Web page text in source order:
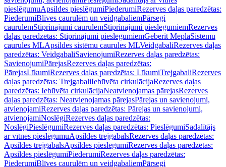
pieslēgumuApsildes pieslēgumiPiederumiRezerves daļas paredzētas:
PiederumiBlīves caurulēm un veidgabaliemPārsegi
caurulēmStiprinājumi caurulēmStiprinājumi pieslēgumiemRezerves
daļas paredzētas: Stiprinājumi pieslēgumiemGeberit MeplaSistēmu
caurules MLApsildes sistēmu caurules MLVeidgabaliRezerves daļas
paredzētas: VeidgabaliSavienojumiRezerves daļas paredzētas:
SavienojumiPārejasRezerves daļas paredzētas:
PārejasLīkumiRezerves daļas paredzētas: LīkumiTrejgabaliRezerves
daļas paredzētas: TrejgabaliIebūvēta cirkulācijaRezerves daļas
paredzētas: Iebūvēta cirkulācijaNeatvienojamas pārejasRezerves
daļas paredzētas: Neatvienojamas pārejasPārejas un savienojumi,
atvienojamiRezerves daļas paredzētas: Pārejas un savienojumi,
atvienojamiNoslēgiRezerves daļas paredzētas:
NoslēgiPieslēgumiRezerves daļas paredzētas: PieslēgumiSadalītājs
ar vītnes pieslēgumuApsildes trejgabalsRezerves daļas paredzētas:
Apsildes trejgabalsApsildes pieslēgumiRezerves daļas paredzētas:
Apsildes pieslēgumiPiederumiRezerves daļas paredzētas:
PiederumiBlīves caurulēm un veidgabaliemPārsegi